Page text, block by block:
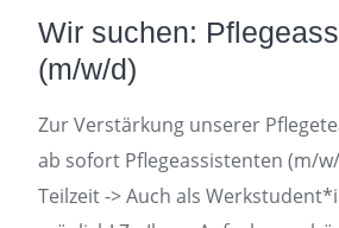
Wir suchen:
(m/w/d)
Zur Verstärkung unserer
ab sofort Pflegeassistenten (m/
Teilzeit -> Auch als